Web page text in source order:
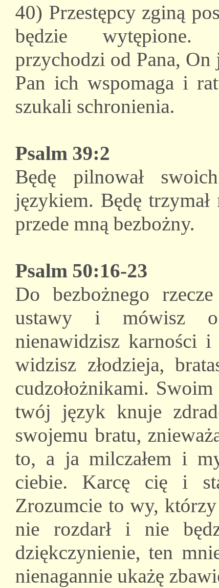
40) Przestępcy zginą
będzie wytępione.
przychodzi od Pana,
Pan ich wspomaga i
szukali schronienia.
Psalm 39:2
Będę pilnował
językiem. Będę
przede mną bezbożny.
Psalm 50:16-23
Do bezbożnego
ustawy i mówisz
nienawidzisz karności i
widzisz złodzieja,
cudzołożnikami.
twój język knuje
swojemu bratu,
to, a ja milczałem i
ciebie. Karcę cię i
Zrozumcie to wy,
nie rozdarł i nie
dziękczynienie, ten
nienagannie ukażę